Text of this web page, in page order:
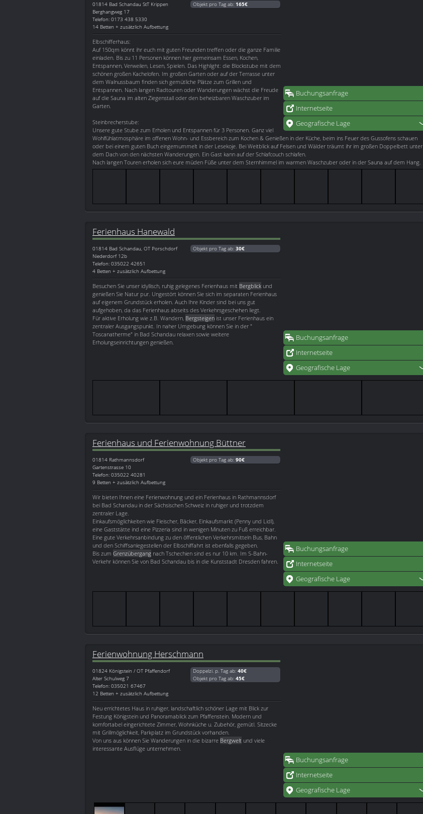
Buchungsanfrage
Internetseite
Geografische Lage
01814 Bad Schandau StT Krippen
Berghangweg 17
Telefon: 0173 438 5330
14 Betten + zusätzlich Aufbettung
Objekt pro Tag ab: 165€
Elbschifferhaus:
Auf 150qm könnt ihr euch mit guten Freunden treffen oder die ganze Familie
einladen. Bis zu 11 Personen können hier gemeinsam Essen, Kochen,
Entspannen, Verweilen, Lesen, Spielen. Das Highlight: die Blockstube mit dem
schönen großen Kachelofen. Im großen Garten oder auf der Terrasse unter
dem Walnussbaum finden sich gemütliche Plätze zum Grillen und
Entspannen. Nach langen Radtouren oder Wanderungen wächst die Freude
auf die Sauna im alten Ziegenstall oder den beheizbaren Waschzuber im
Garten.
Steinbrecherstube:
Unsere gute Stube zum Erholen und Entspannen für 3 Personen. Ganz viel
Wohlfühlatmosphäre im offenen Wohn- und Essbereich zum Kochen & Genießen in der Küche, beim ins Feuer des Gussofens schauen
oder bei einem guten Buch eingemummelt in der Lesekoje. Bei Weitblick auf Felsen und Wälder träumt ihr im großen Doppelbett unter
dem Dach von den nächsten Wanderungen. Ein Gast kann auf der Schlafcouch schlafen.
Nach langen Touren erholen sich eure müden Füße unter dem Sternhimmel im warmen Waschzuber oder in der Sauna auf dem Hang.
Buchungsanfrage
Internetseite
Geografische Lage
Ferienhaus Hanewald
01814 Bad Schandau, OT Porschdorf
Niederdorf 12b
Telefon: 035022 42651
4 Betten + zusätzlich Aufbettung
Objekt pro Tag ab: 30€
Besuchen Sie unser idyllisch, ruhig gelegenes Ferienhaus mit Bergblick und
genießen Sie Natur pur. Ungestört können Sie sich im separaten Ferienhaus
auf eigenem Grundstück erholen. Auch Ihre Kinder sind bei uns gut
aufgehoben, da das Ferienhaus abseits des Verkehrsgeschehen liegt.
Für aktive Erholung wie z.B. Wandern, Bergsteigen ist unser Ferienhaus ein
zentraler Ausgangspunkt. In naher Umgebung können Sie in der "
Toscanatherme" in Bad Schandau relaxen sowie weitere
Erholungseinrichtungen genießen.
Buchungsanfrage
Internetseite
Geografische Lage
Ferienhaus und Ferienwohnung Büttner
01814 Rathmannsdorf
Gartenstrasse 10
Telefon: 035022 40281
9 Betten + zusätzlich Aufbettung
Objekt pro Tag ab: 90€
Wir bieten Ihnen eine Ferienwohnung und ein Ferienhaus in Rathmannsdorf
bei Bad Schandau in der Sächsischen Schweiz in ruhiger und trotzdem
zentraler Lage.
Einkaufsmöglichkeiten wie Fleischer, Bäcker, Einkaufsmarkt (Penny und Lidl),
eine Gaststätte ind eine Pizzeria sind in wenigen Minuten zu Fuß erreichbar.
Eine gute Verkehrsanbindung zu den öffentlichen Verkehrsmitteln Bus, Bahn
und den Schiffsanlegestellen der Elbschiffahrt ist ebenfalls gegeben.
Bis zum Grenzübergang nach Tschechien sind es nur 10 km. Im S-Bahn-
Verkehr können Sie von Bad Schandau bis in die Kunststadt Dresden fahren.
Buchungsanfrage
Internetseite
Geografische Lage
Ferienwohnung Herschmann
01824 Königstein / OT Pfaffendorf
Alter Schulweg 7
Telefon: 035021 67467
12 Betten + zusätzlich Aufbettung
Doppelzi. p. Tag ab: 40€
Objekt pro Tag ab: 45€
Neu errichtetes Haus in ruhiger, landschaftlich schöner Lage mit Blick zur
Festung Königstein und Panoramablick zum Pfaffenstein. Modern und
komfortabel eingerichtete Zimmer, Wohnküche u. Zubehör, gemütl. Sitzecke
mit Grillmöglichkeit, Parkplatz im Grundstück vorhanden.
Von uns aus können Sie Wanderungen in die bizarre Bergwelt und viele
interessante Ausflüge unternehmen.